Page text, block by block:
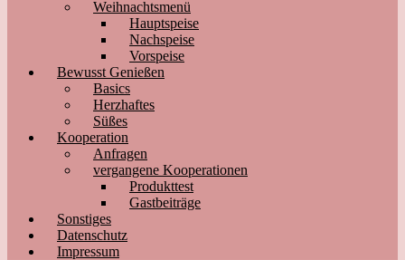
Weihnachtsmenü
Hauptspeise
Nachspeise
Vorspeise
Bewusst Genießen
Basics
Herzhaftes
Süßes
Kooperation
Anfragen
vergangene Kooperationen
Produkttest
Gastbeiträge
Sonstiges
Datenschutz
Impressum